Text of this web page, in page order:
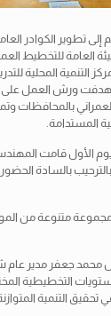
إلى تطوير الكوادر
العامة للتخطيط
التنمية المحلية
ورش العمل على
بالمحافظات
المستدامة.
الأول قامت
بالسادة الحضور
متنوعة من
جعفر مدير عام
التخطيطية
تحقيق التنمية